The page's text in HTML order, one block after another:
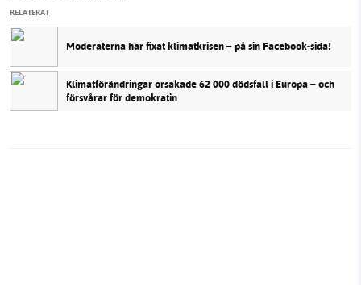
RELATERAT
Moderaterna har fixat klimatkrisen – på sin Facebook-sida!
Klimatförändringar orsakade 62 000 dödsfall i Europa – och
försvårar för demokratin